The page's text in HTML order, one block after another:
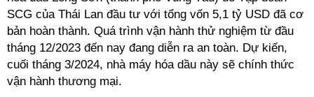
SCG của Thái Lan đầu tư với tổng vốn 5,1 tỷ USD đã cơ
bản hoàn thành. Quá trình vận hành thử nghiệm từ đầu
tháng 12/2023 đến nay đang diễn ra an toàn. Dự kiến,
cuối tháng 3/2024, nhà máy hóa dầu này sẽ chính thức
vận hành thương mại.